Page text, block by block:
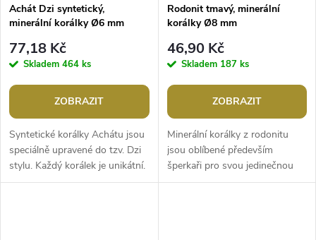
Achát Dzi syntetický,
minerální korálky Ø6 mm
77,18 Kč
Skladem 464 ks
ZOBRAZIT
Syntetické korálky Achátu jsou
speciálně upravené do tzv. Dzi
stylu. Každý korálek je unikátní.
Jsou oblíbené především
Rodonit tmavý, minerální
korálky Ø8 mm
46,90 Kč
Skladem 187 ks
ZOBRAZIT
Minerální korálky z rodonitu
jsou oblíbené především
šperkaři pro svou jedinečnou
barvu s jemnou kresbou. Svou